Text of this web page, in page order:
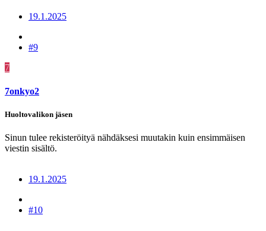
19.1.2025
#9
7
7onkyo2
Huoltovalikon jäsen
Sinun tulee rekisteröityä nähdäksesi muutakin kuin ensimmäisen
viestin sisältö.
19.1.2025
#10